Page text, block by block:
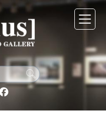
Facebook